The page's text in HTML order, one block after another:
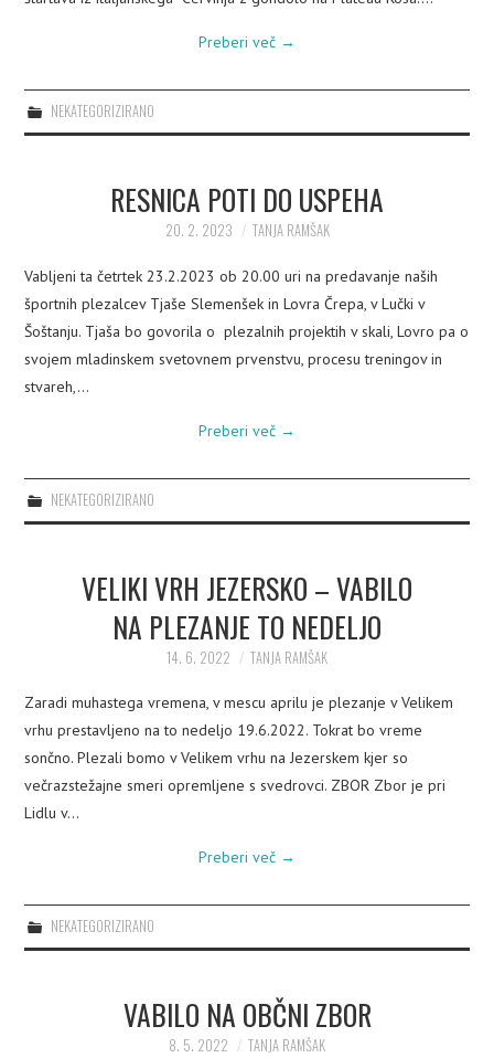
Preberi več →
NEKATEGORIZIRANO
RESNICA POTI DO USPEHA
20. 2. 2023 TANJA RAMŠAK
Vabljeni ta četrtek 23.2.2023 ob 20.00 uri na predavanje naših
športnih plezalcev Tjaše Slemenšek in Lovra Črepa, v Lučki v
Šoštanju. Tjaša bo govorila o plezalnih projektih v skali, Lovro pa o
svojem mladinskem svetovnem prvenstvu, procesu treningov in
stvareh,…
Preberi več →
NEKATEGORIZIRANO
VELIKI VRH JEZERSKO – VABILO
NA PLEZANJE TO NEDELJO
14. 6. 2022 TANJA RAMŠAK
Zaradi muhastega vremena, v mescu aprilu je plezanje v Velikem
vrhu prestavljeno na to nedeljo 19.6.2022. Tokrat bo vreme
sončno. Plezali bomo v Velikem vrhu na Jezerskem kjer so
večrazstežajne smeri opremljene s svedrovci. ZBOR Zbor je pri
Lidlu v…
Preberi več →
NEKATEGORIZIRANO
VABILO NA OBČNI ZBOR
8. 5. 2022 TANJA RAMŠAK